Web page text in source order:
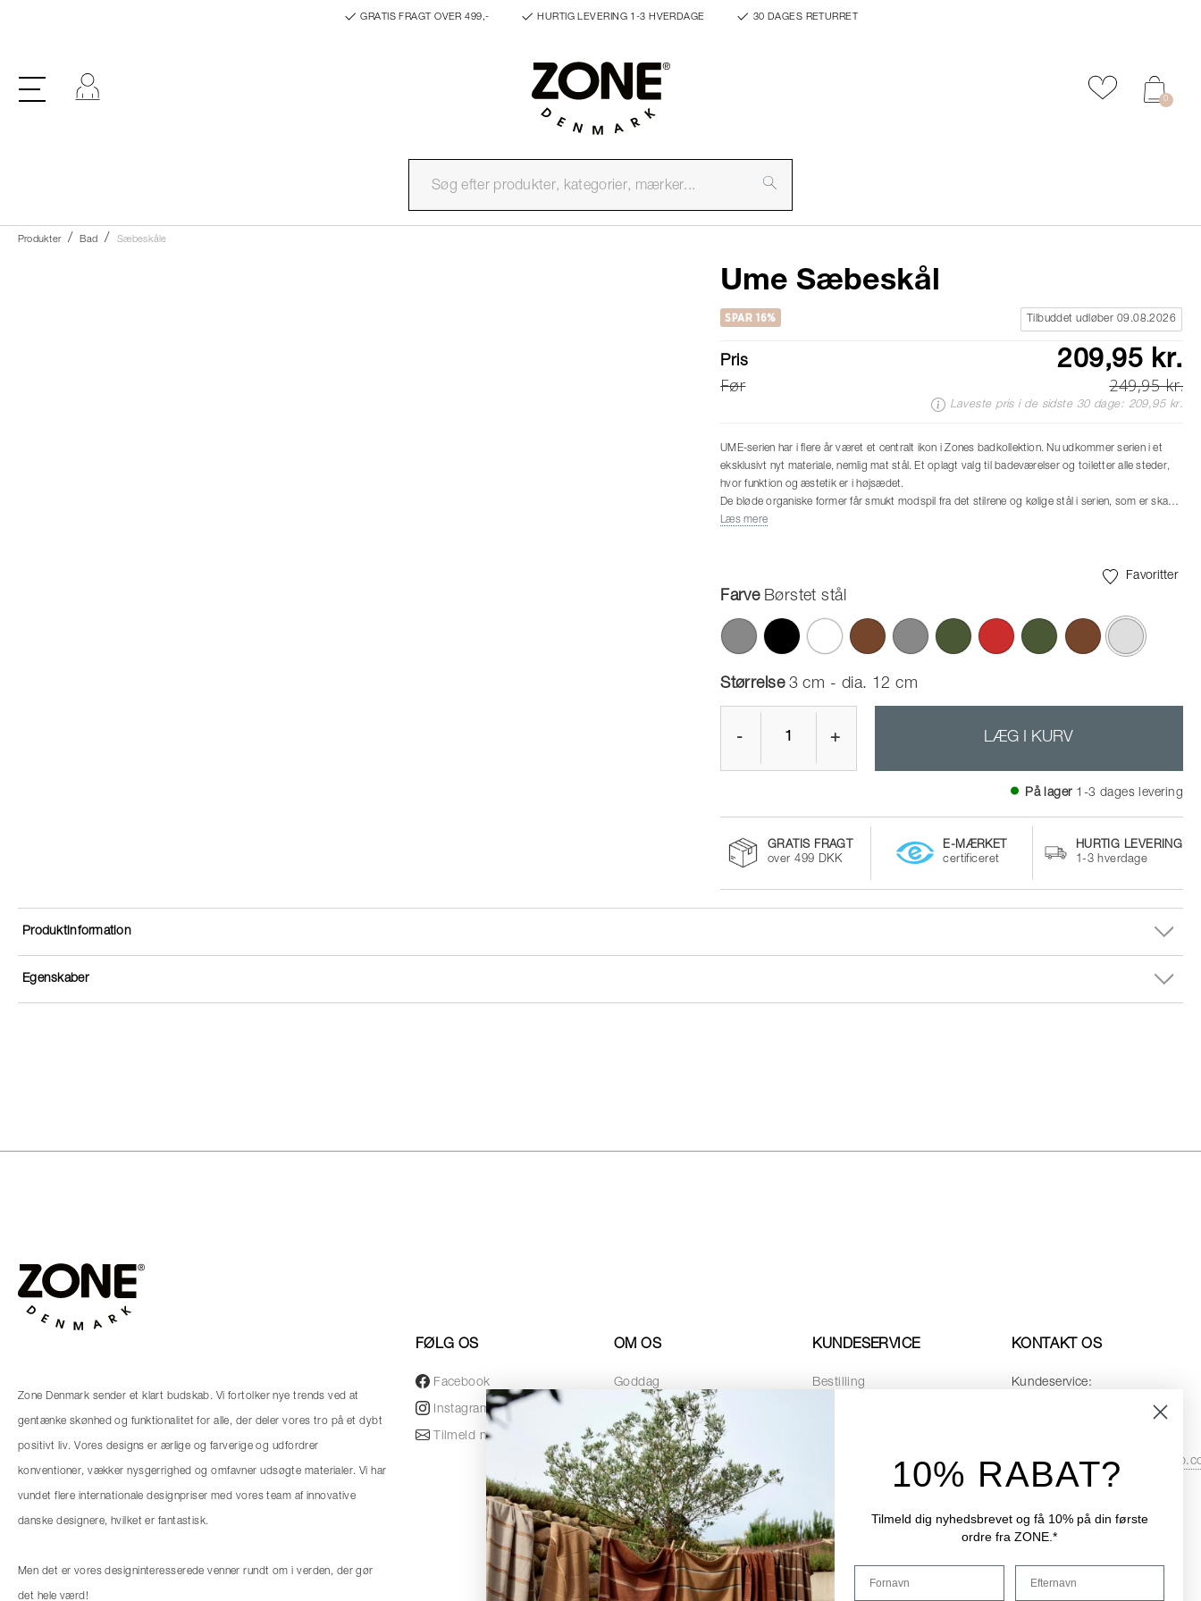
GRATIS FRAGT OVER 499,- HURTIG LEVERING 1-3 HVERDAGE 30 DAGES RETURRET
Tilføj til
0
Produkter Bad Sæbeskåle
Ume Sæbeskål
SPAR 16% Tilbuddet udløber 09.08.2026
Pris 209,95 kr.
Før 249,95 kr.
Laveste pris i de sidste 30 dage: 209,95 kr.
UME-serien har i flere år været et centralt ikon i Zones badkollektion. Nu udkommer serien i et
eksklusivt nyt materiale, nemlig mat stål. Et oplagt valg til badeværelser og toiletter alle steder,
hvor funktion og æstetik er i højsædet.
De bløde organiske former får smukt modspil fra det stilrene og kølige stål i serien, som er skabt
i samarbejde med designteamet VE2. I gulvhøjde byder serien på en mindre pedelspand samt
Til bordet findes både sæbedispenser, sæbeskål samt tandbørstekrus samt rundt bordspejl med
vippefunktion. På trods af stålets mathed reflekterer lyset sig smukt i overfladen og giver
Læs mere
Favoritter
Farve Børstet stål
valgte
Størrelse 3 cm - dia. 12 cm
- + LÆG I KURV
På lager 1-3 dages levering
GRATIS FRAGT
over 499 DKK
E-MÆRKET
certificeret
HURTIG LEVERING
1-3 hverdage
Egenskaber
Produktinformation
Zone Denmark sender et klart budskab. Vi fortolker nye trends ved at
gentænke skønhed og funktionalitet for alle, der deler vores tro på et dybt
positivt liv. Vores designs er ærlige og farverige og udfordrer
konventioner, vækker nysgerrighed og omfavner udsøgte materialer. Vi har
vundet flere internationale designpriser med vores team af innovative
danske designere, hvilket er fantastisk.
Men det er vores designinteresserede venner rundt om i verden, der gør
det hele værd!
FØLG OS
Facebook
Instagram
Tilmeld nyhedsbrev
OM OS
Goddag
Designere
Awards
Nyhedsbrev
Black Friday
KUNDESERVICE
Bestilling
Cookiepolitik
Handelsbetingelser
Reservedele
KONTAKT OS
Kundeservice:
+45 8768 4728
Hverdage:
10% RABAT?
Tilmeld dig nyhedsbrevet og få 10% på din første
ordre fra ZONE.*
Fornavn Efternavn